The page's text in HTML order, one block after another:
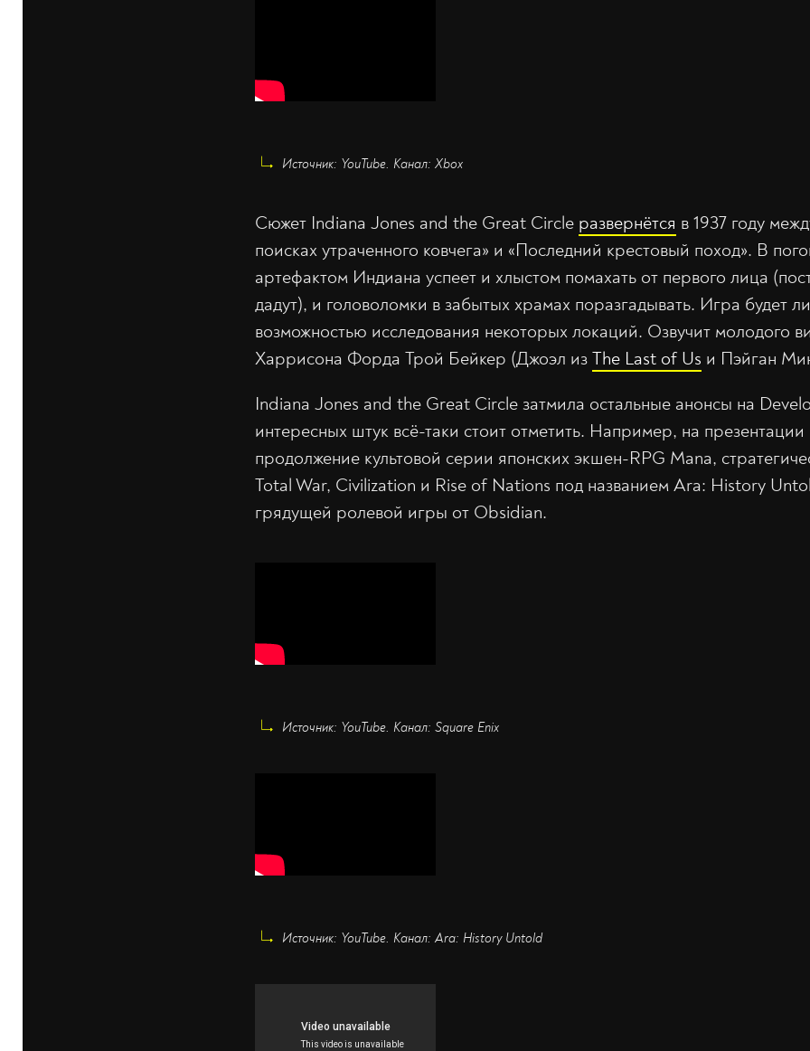
Источник: YouTube. Канал: Xbox
Сюжет Indiana Jones and the Great Circle развернётся в 1937 году
поисках утраченного ковчега» и «Последний крестовый поход». В
артефактом Индиана успеет и хлыстом помахать от первого лица
дадут), и головоломки в забытых храмах поразгадывать. Игра будет
возможностью исследования некоторых локаций. Озвучит молодого
Харрисона Форда Трой Бейкер (Джоэл из The Last of Us и Пэйган
Indiana Jones and the Great Circle затмила остальные анонсы на
интересных штук всё-таки стоит отметить. Например, на презентации
продолжение культовой серии японских экшен-RPG Mana,
Total War, Civilization и Rise of Nations под названием Ara: History
грядущей ролевой игры от Obsidian.
Источник: YouTube. Канал: Square Enix
Источник: YouTube. Канал: Ara: History Untold